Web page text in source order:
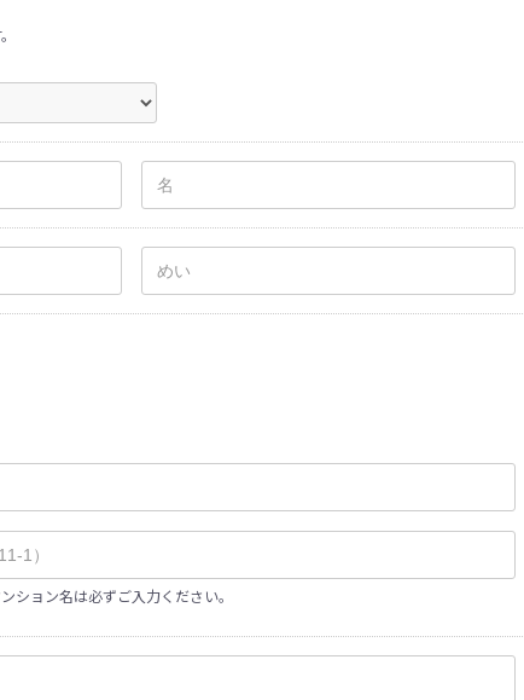
ション名は必ずご入力ください。